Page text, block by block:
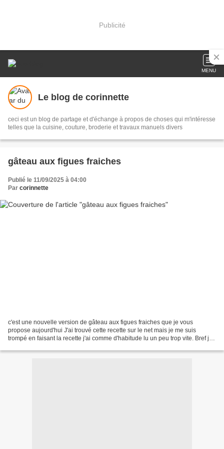
Publicité
MENU
Le blog de corinnette
ceci est un blog de partage et d'échange à propos de choses qui m'intéresse
telles que la cuisine, couture, broderie et travaux manuels divers
gâteau aux figues fraiches
Publié le 11/09/2025 à 04:00
Par corinnette
c'est une nouvelle version de gâteau aux figues fraiches que je vous
propose aujourd'hui J'ai trouvé cette recette sur le net mais je me suis
trompé en faisant la recette j'ai comme d'habitude lu un peu trop vite. Bref je